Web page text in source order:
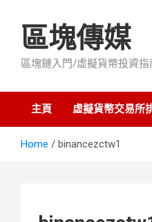
content區塊傳媒
區塊鏈入門/虛擬貨幣投資指
主頁 虛擬貨幣交易所
Home binancezctw1